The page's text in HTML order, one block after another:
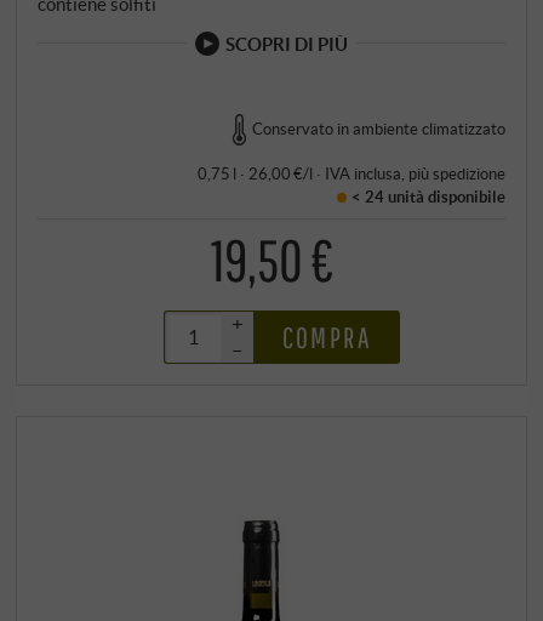
SCOPRI DI PIÙ
Conservato in ambiente climatizzato
0,75 l · 26,00 €/l · IVA inclusa , più spedizione
< 24 unità disponibile
19,50 €
+
–
COMPRA